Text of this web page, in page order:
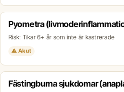
Pyometra
Risk: Tikar 6+ år som inte är kastrerade
⚠ Akut
Fästingburna sjukdomar